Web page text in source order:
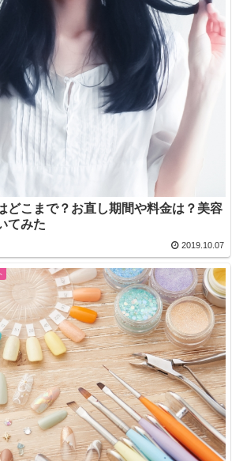
どこまで？お直し期間や料金は？美容
てみた
2019.10.07